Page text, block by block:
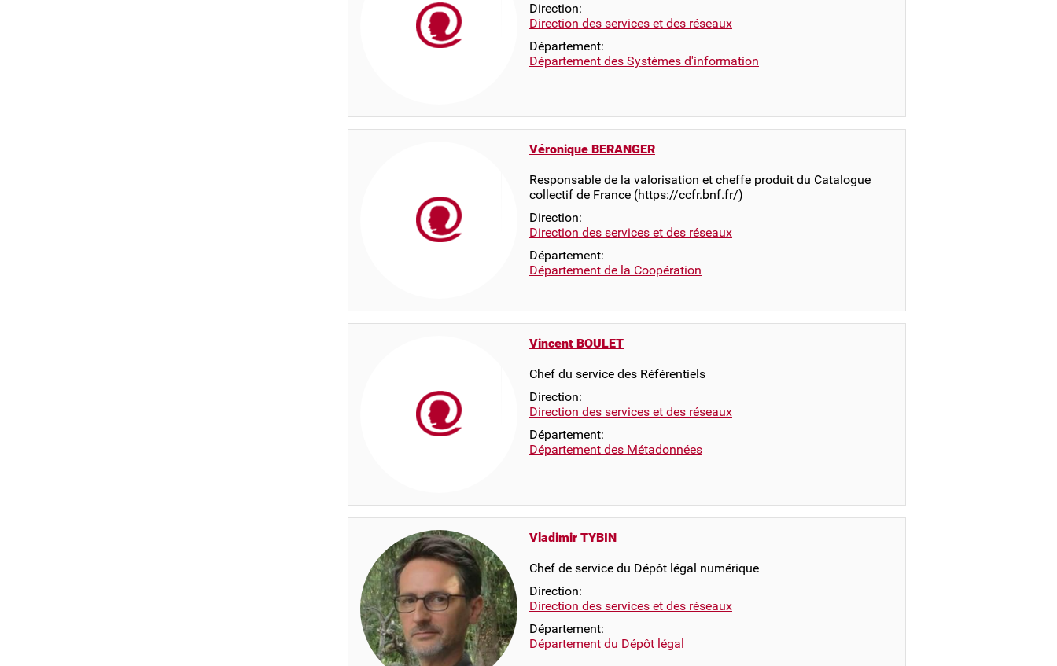
Direction:
Direction des services et des réseaux
Département:
Département des Systèmes d'information
Véronique BERANGER
Responsable de la valorisation et cheffe produit du Catalogue
collectif de France (https://ccfr.bnf.fr/)
Direction:
Direction des services et des réseaux
Département:
Département de la Coopération
Vincent BOULET
Chef du service des Référentiels
Direction:
Direction des services et des réseaux
Département:
Département des Métadonnées
Vladimir TYBIN
Chef de service du Dépôt légal numérique
Direction:
Direction des services et des réseaux
Département:
Département du Dépôt légal